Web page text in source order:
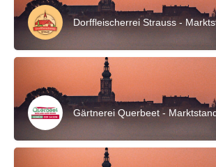
Dorffleischerrei Strauss -
Gärtnerei Querbeet -